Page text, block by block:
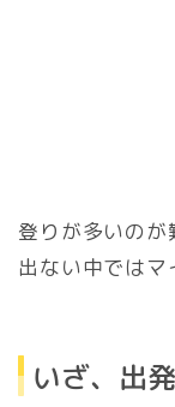
登りが多いの
出ない中ではマ
いざ、出